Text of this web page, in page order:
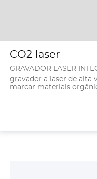
CO2 laser
GRAVADOR LASER
gravador a laser de alta
marcar materiais